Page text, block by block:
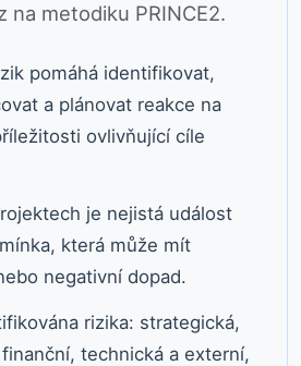
na metodiku PRINCE2.
pomáhá identifikovat,
a plánovat reakce na
ovlivňující cíle
je nejistá událost
která může mít
negativní dopad.
rizika: strategická,
technická a externí,